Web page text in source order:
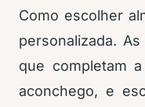
Como escolher
personalizada.
que completam
aconchego, e